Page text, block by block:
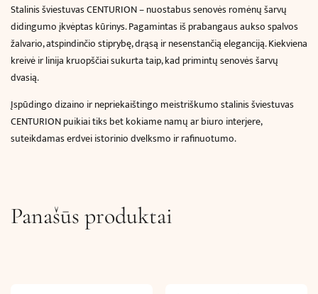
Stalinis šviestuvas CENTURION – nuostabus senovės romėnų šarvų
didingumo įkvėptas kūrinys. Pagamintas iš prabangaus aukso spalvos
žalvario, atspindinčio stiprybę, drąsą ir nesenstančią eleganciją. Kiekviena
kreivė ir linija kruopščiai sukurta taip, kad primintų senovės šarvų
dvasią.
Įspūdingo dizaino ir nepriekaištingo meistriškumo stalinis šviestuvas
CENTURION puikiai tiks bet kokiame namų ar biuro interjere,
suteikdamas erdvei istorinio dvelksmo ir rafinuotumo.
Panašūs produktai